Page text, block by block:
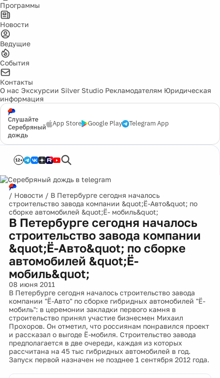
Программы
Новости
Ведущие
События
Контакты
О нас Экскурсии Silver Studio Рекламодателям Юридическая
информация
Слушайте
Серебряный
дождь
App Store Google Play Telegram App
12+
/ Новости / В Петербурге сегодня началось
строительство завода компании &quot;Ё-Авто&quot; по
сборке автомобилей &quot;Ё- мобиль&quot;
В Петербурге сегодня началось
строительство завода компании
&quot;Ё-Авто&quot; по сборке
автомобилей &quot;Ё-
мобиль&quot;
08 июня 2011
В Петербурге сегодня началось строительство завода
компании "Ё-Авто" по сборке гибридных автомобилей "Ё-
мобиль": в церемонии закладки первого камня в
строительство принял участие бизнесмен Михаил
Прохоров. Он отметил, что россиянам понравился проект
и рассказал о выгоде Ё-мобиля. Строительство завода
предполагается в две очереди, каждая из которых
рассчитана на 45 тыс гибридных автомобилей в год.
Запуск первой назначен не позднее 1 сентября 2012 года.